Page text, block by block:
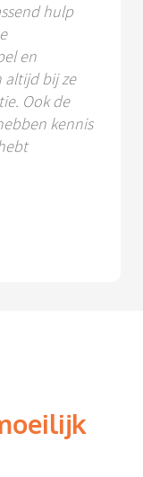
hulp
en
altijd bij ze
Ook de
kennis